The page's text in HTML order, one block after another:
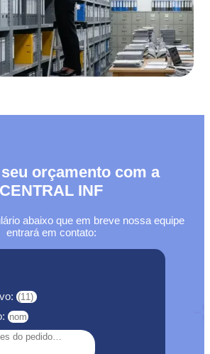
orçamento com a
CENTRAL INF
abaixo que em breve nossa equipe
entrará em contato: